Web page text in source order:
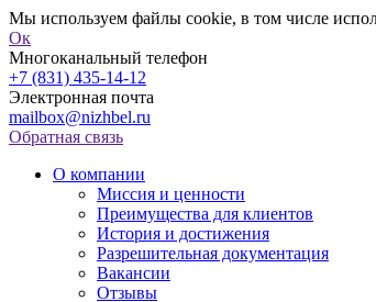
Мы используем файлы cookie, в том числе
Ок
Многоканальный телефон
+7 (831) 435-14-12
Электронная почта
mailbox@nizhbel.ru
Обратная связь
О компании
Миссия и ценности
Преимущества для клиентов
История и достижения
Разрешительная документация
Вакансии
Отзывы